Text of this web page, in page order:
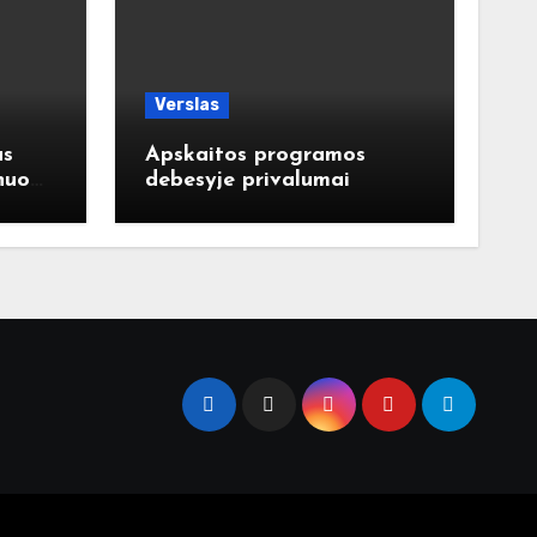
Verslas
Apskaitos programos
debesyje privalumai